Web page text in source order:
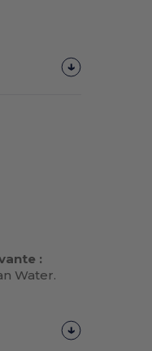
:
Water.